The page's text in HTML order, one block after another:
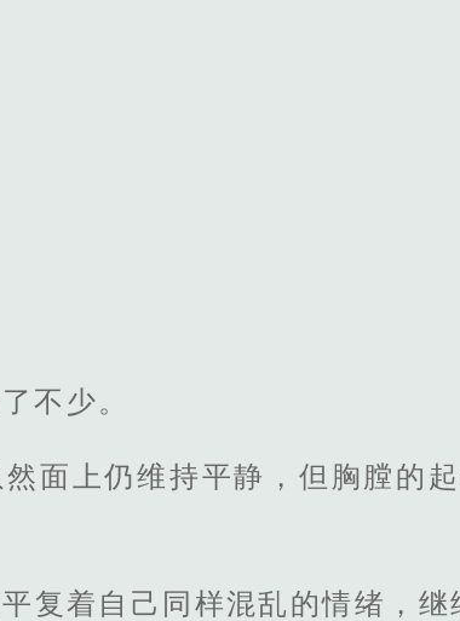
不少。
面上仍维持平静，但胸膛的
复着自己同样混乱的情绪，继